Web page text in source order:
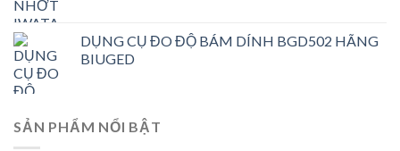
DỤNG CỤ ĐO ĐỘ BÁM DÍNH BGD502 HÃNG
BIUGED
SẢN PHẨM NỔI BẬT